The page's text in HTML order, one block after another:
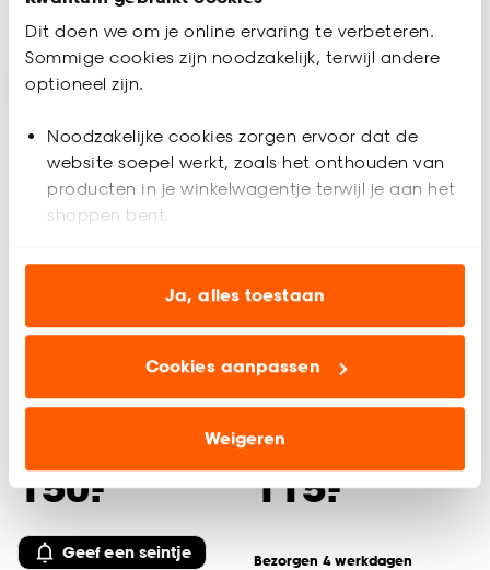
Dit doen we om je online ervaring te verbeteren.
Sommige cookies zijn noodzakelijk, terwijl andere
optioneel zijn.
Noodzakelijke cookies zorgen ervoor dat de
website soepel werkt, zoals het onthouden van
producten in je winkelwagentje terwijl je aan het
shoppen bent.
Analytische cookies (optioneel) helpen ons de
website te verbeteren voor jou en al onze andere
Marketing cookies (optioneel) laten jou
relevante informatie en aanbiedingen zien op
advertenties en communicatie.
Klik op ‘Ja, alles toestaan’ om gebruik te maken
van alle cookies, of klik op ‘weigeren’ om alleen de
noodzakelijke cookies te accepteren. Je kunt er ook
Ja, alles toestaan
Cookies aanpassen
Weigeren
Stoel Domaso Taupe
150.
-
Geef een seintje
+2
Stoel Capri Zand
115.
-
Bezorgen 4 werkdagen